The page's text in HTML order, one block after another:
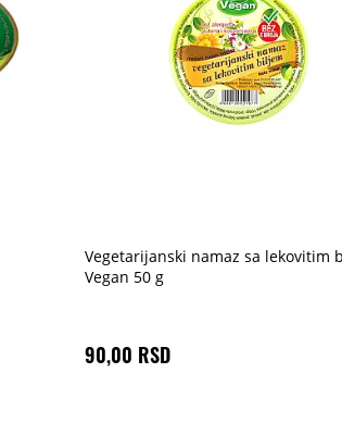
Vegetarijanski namaz sa lekovitim
Vegan 50 g
90,00 RSD